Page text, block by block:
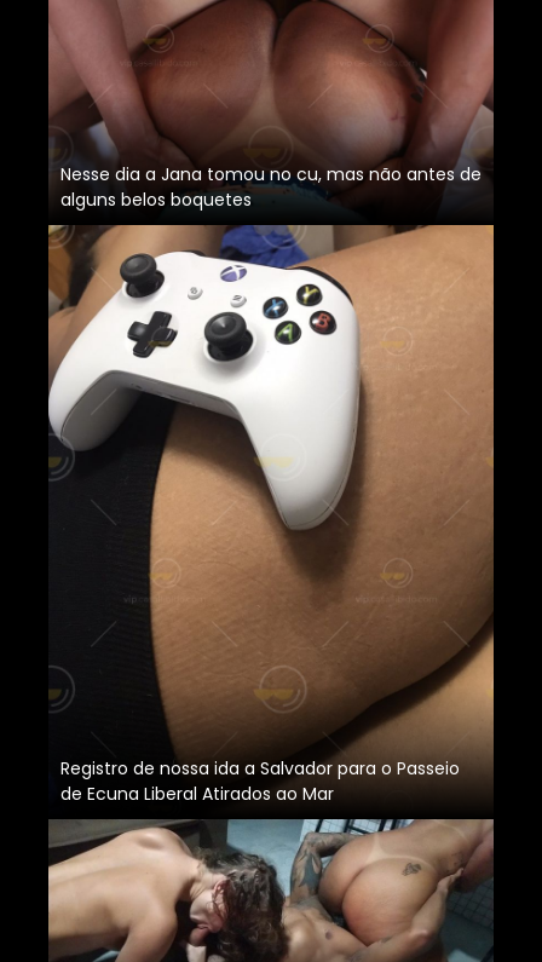
Nesse dia a Jana tomou no cu, mas não antes de
alguns belos boquetes
Registro de nossa ida a Salvador para o Passeio
de Ecuna Liberal Atirados ao Mar